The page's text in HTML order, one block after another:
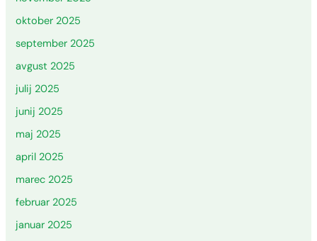
oktober 2025
september 2025
avgust 2025
julij 2025
junij 2025
maj 2025
april 2025
marec 2025
februar 2025
januar 2025